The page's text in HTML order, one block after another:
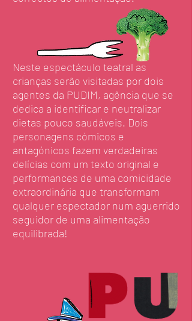
Neste espectáculo teatral as
crianças serão visitadas por dois
agentes da PUDIM, agência que se
dedica a identificar e neutralizar
dietas pouco saudáveis. Dois
personagens cómicos e
antagónicos fazem verdadeiras
delícias com um texto original e
performances de uma comicidade
extraordinária que transformam
qualquer espectador num aguerrido
seguidor de uma alimentação
equilibrada!